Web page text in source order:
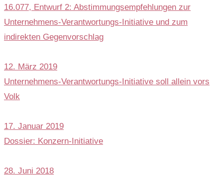
16.077, Entwurf 2: Abstimmungsempfehlungen zur
Unternehmens-Verantwortungs-Initiative und zum
indirekten Gegenvorschlag
12. März 2019
Unternehmens-Verantwortungs-Initiative soll allein vors
Volk
17. Januar 2019
Dossier: Konzern-Initiative
28. Juni 2018